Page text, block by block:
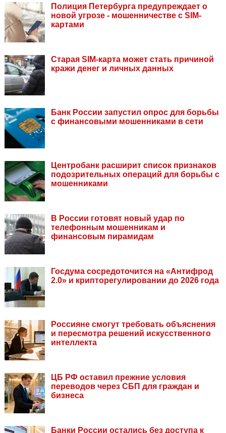
Полиция Петербурга предупреждает о
новой угрозе - мошенничестве с SIM-
картами
Старая SIM-карта может стать причиной
кражи денег и личных данных
Банк России запустил опрос для борьбы
с финансовыми мошенниками в сети
Центробанк расширит список признаков
подозрительных операций для борьбы с
мошенниками
В России готовят новый удар по
телефонным мошенникам и
финансовым пирамидам
Госдума сосредоточится на «Антифрод
2.0» и крипторегулировании до 2026 года
Россияне смогут требовать объяснения
и пересмотра решений искусственного
интеллекта
ЦБ РФ оставил прежние условия
переводов через СБП для граждан и
бизнеса
Банки России остались без доступа к